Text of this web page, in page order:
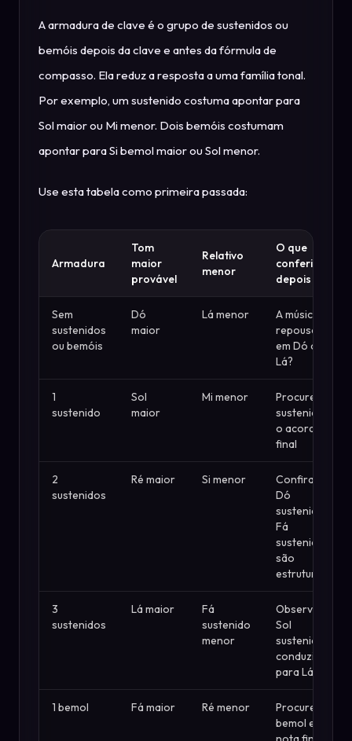
A armadura de clave é o grupo de sustenidos ou
bemóis depois da clave e antes da fórmula de
compasso. Ela reduz a resposta a uma família tonal.
Por exemplo, um sustenido costuma apontar para
Sol maior ou Mi menor. Dois bemóis costumam
apontar para Si bemol maior ou Sol menor.
Use esta tabela como primeira passada:
Armadura
Tom
maior
provável
Relativo
menor
O que
conferir
depois
Sem
sustenidos
ou bemóis
Dó
maior
Lá menor
A música
repousa
em Dó ou
Lá?
1
sustenido
Sol
maior
Mi menor
Procure Fá
sustenido e
o acorde
final
2
sustenidos
Ré maior Si menor
Confira se
Dó
sustenido e
Fá
sustenido
são
estruturais
3
sustenidos
Lá maior
Fá
sustenido
menor
Observe
Sol
sustenido
conduzindo
para Lá
1 bemol Fá maior Ré menor
Procure Si
bemol e a